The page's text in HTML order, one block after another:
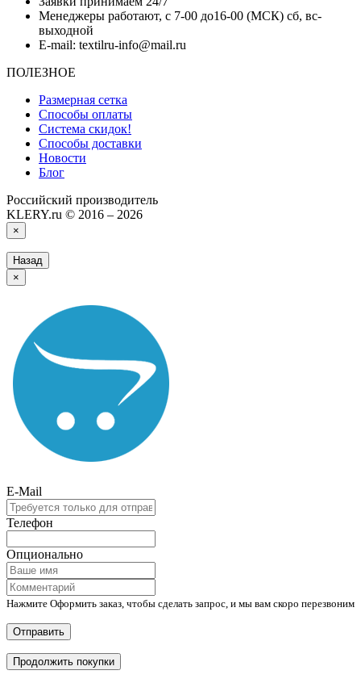
Менеджеры работают, с 7-00 до16-00 (МСК) сб, вс-
выходной
E-mail: textilru-info@mail.ru
ПОЛЕЗНОЕ
Размерная сетка
Способы оплаты
Система скидок!
Способы доставки
Новости
Блог
Российский производитель
KLERY.ru © 2016 – 2026
×
Назад
×
E-Mail
Телефон
Опционально
Нажмите Оформить заказ, чтобы сделать запрос, и мы вам скоро перезвоним
Отправить
Продолжить покупки